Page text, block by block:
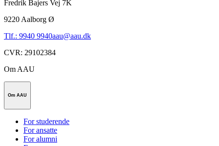
Fredrik Bajers Vej 7K
9220 Aalborg Ø
Tlf.: 9940 9940aau@aau.dk
CVR: 29102384
Om AAU
Om AAU
For studerende
For ansatte
For alumni